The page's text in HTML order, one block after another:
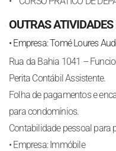
OUTRAS ATIVIDADES
• Empresa: Tomé Loures
Rua da Bahia 1041 –
Perita Contábil Assistente.
Folha de pagamentos e
para condomínios.
Contabilidade pessoal para
• Empresa: Immóbile